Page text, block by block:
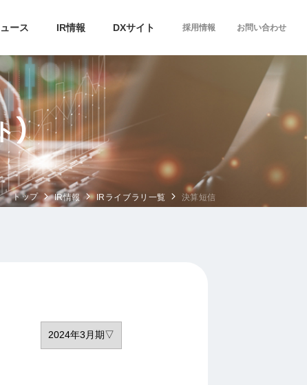
ース IR情報 DXサイト 採用情報 お問い合わせ
)
トップ IR情報 IRライブラリ一覧 決算短信